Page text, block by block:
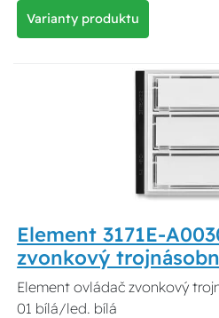
Varianty produktu
Element 3171E-
zvonkový
Element ovládač zvonkový
01 bílá/led. bílá